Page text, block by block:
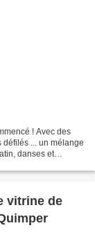
! Avec des
défilés ... un mélange
danses et
vitrine de